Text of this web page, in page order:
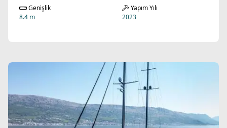
Genişlik
8.4 m
Yapım Yılı
2023